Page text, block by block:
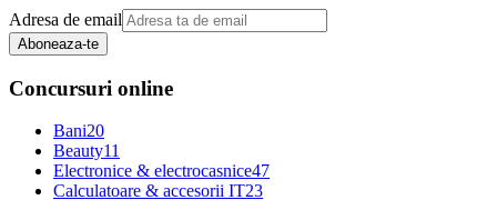
Adresa de email
Aboneaza-te
Concursuri online
Bani20
Beauty11
Electronice & electrocasnice47
Calculatoare & accesorii IT23